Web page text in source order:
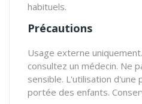
habituels.
Précautions
Usage externe
consultez un médecin. Ne
sensible. L'utilisation
portée des enfants.